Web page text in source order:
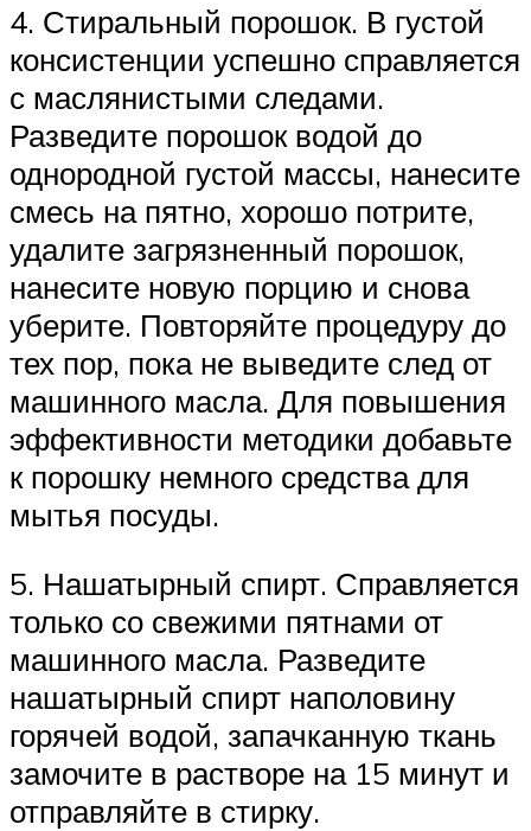
4. Стиральный порошок. В густой
консистенции успешно справляется
с маслянистыми следами.
Разведите порошок водой до
однородной густой массы, нанесите
смесь на пятно, хорошо потрите,
удалите загрязненный порошок,
нанесите новую порцию и снова
уберите. Повторяйте процедуру до
тех пор, пока не выведите след от
машинного масла. Для повышения
эффективности методики добавьте
к порошку немного средства для
мытья посуды.
5. Нашатырный спирт. Справляется
только со свежими пятнами от
машинного масла. Разведите
нашатырный спирт наполовину
горячей водой, запачканную ткань
замочите в растворе на 15 минут и
отправляйте в стирку.